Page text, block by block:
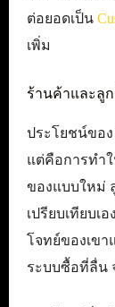
ต่อยอดเป็น
เพิ่ม
ร้านค้าและลู
ประโยชน์ของ
แต่คือการทำ
ของแบบใหม่
เปรียบเทียบเ
โจทย์ของเข
ระบบซื้อที่ลื่น